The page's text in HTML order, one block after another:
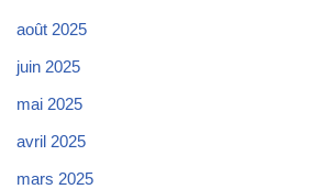
août 2025
juin 2025
mai 2025
avril 2025
mars 2025